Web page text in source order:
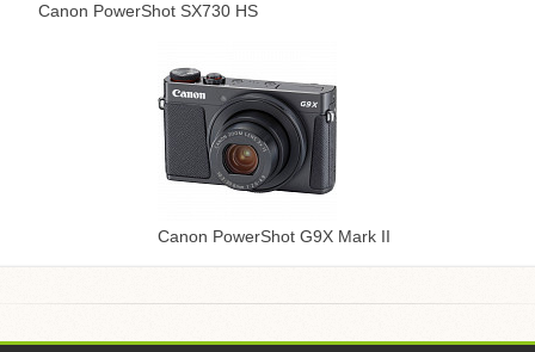
Canon PowerShot SX730 HS
Canon PowerShot G9X Mark II